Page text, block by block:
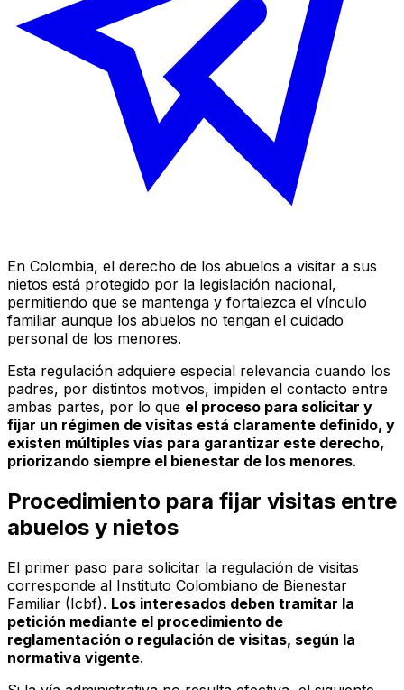
En Colombia, el derecho de los abuelos a visitar a sus
nietos está protegido por la legislación nacional,
permitiendo que se mantenga y fortalezca el vínculo
familiar aunque los abuelos no tengan el cuidado
personal de los menores.
Esta regulación adquiere especial relevancia cuando los
padres, por distintos motivos, impiden el contacto entre
ambas partes, por lo que el proceso para solicitar y
fijar un régimen de visitas está claramente definido, y
existen múltiples vías para garantizar este derecho,
priorizando siempre el bienestar de los menores.
Procedimiento para fijar visitas entre
abuelos y nietos
El primer paso para solicitar la regulación de visitas
corresponde al Instituto Colombiano de Bienestar
Familiar (Icbf). Los interesados deben tramitar la
petición mediante el procedimiento de
reglamentación o regulación de visitas, según la
normativa vigente.